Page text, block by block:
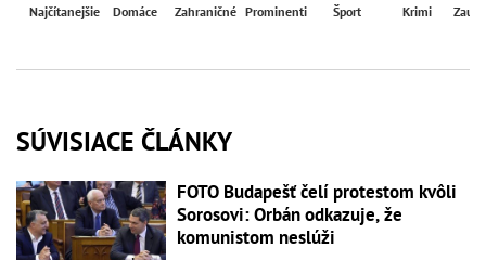
Najčítanejšie Domáce Zahraničné Prominenti Šport Krimi
SÚVISIACE ČLÁNKY
FOTO Budapešť čelí protestom kvôli
Sorosovi: Orbán odkazuje, že
komunistom neslúži